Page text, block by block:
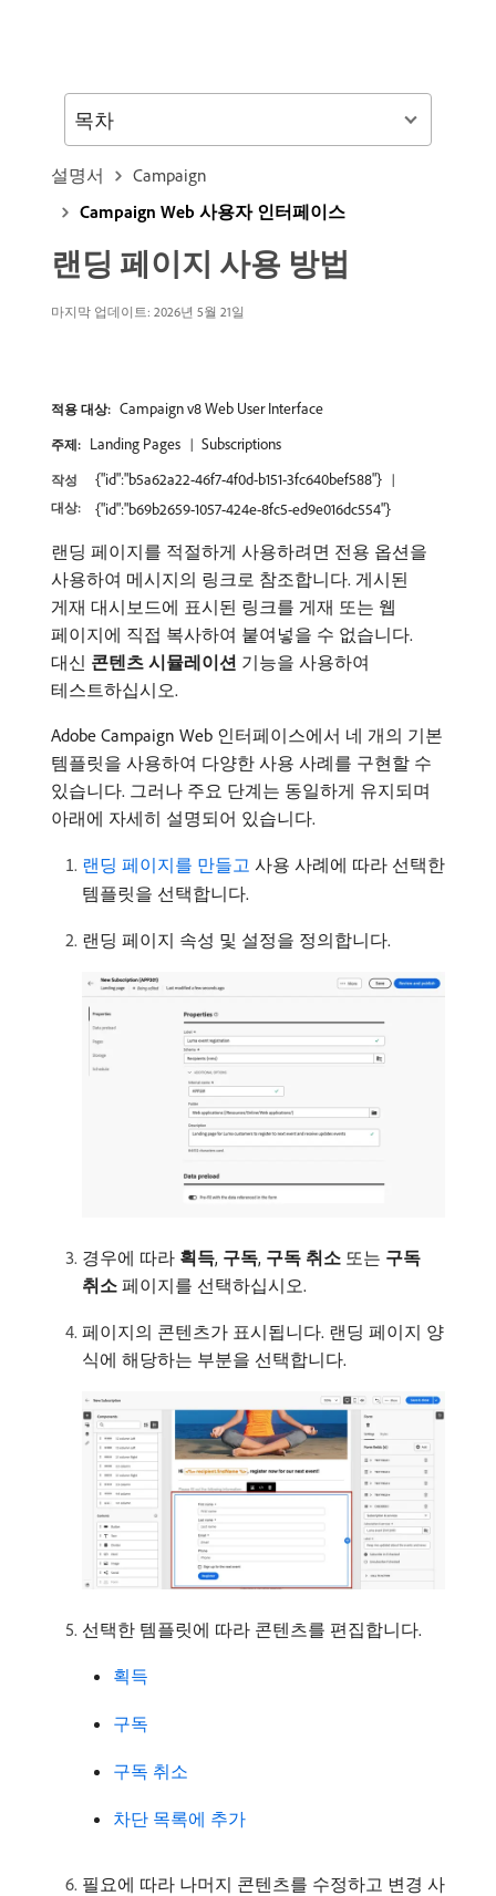
설명서
Campaign
Campaign Web 사용자 인터페이스
랜딩 페이지 사용 방법
마지막 업데이트: 2026년 5월 21일
적용 대상: Campaign v8 Web User Interface
주제: Landing Pages Subscriptions
작성
대상:
{"id":"b5a62a22-46f7-4f0d-b151-3fc640bef588"}
{"id":"b69b2659-1057-424e-8fc5-ed9e016dc554"}
랜딩 페이지를 적절하게 사용하려면 전용 옵션을
사용하여 메시지의 링크로 참조합니다. 게시된
게재 대시보드에 표시된 링크를 게재 또는 웹
페이지에 직접 복사하여 붙여넣을 수 없습니다.
대신 콘텐츠 시뮬레이션 기능을 사용하여
테스트하십시오.
Adobe Campaign Web 인터페이스에서 네 개의 기본
템플릿을 사용하여 다양한 사용 사례를 구현할 수
있습니다. 그러나 주요 단계는 동일하게 유지되며
아래에 자세히 설명되어 있습니다.
랜딩 페이지를 만들고 사용 사례에 따라 선택한
템플릿을 선택합니다.
랜딩 페이지 속성 및 설정을 정의합니다.
경우에 따라 획득, 구독, 구독 취소 또는 구독
취소 페이지를 선택하십시오.
페이지의 콘텐츠가 표시됩니다. 랜딩 페이지 양
식에 해당하는 부분을 선택합니다.
선택한 템플릿에 따라 콘텐츠를 편집합니다.
획득
구독
구독 취소
차단 목록에 추가
필요에 따라 나머지 콘텐츠를 수정하고 변경 사
목차